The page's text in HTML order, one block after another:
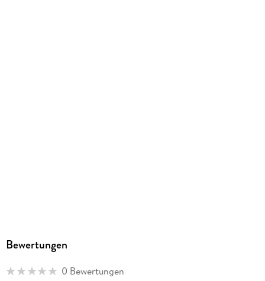
Bewertungen
0 Bewertungen